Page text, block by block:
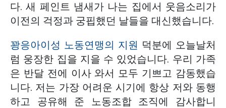
다. 새 페인트 냄새가 나는 집에서 웃음소리가
이전의 걱정과 궁핍했던 날들을 대신했습니다.
꽝응아이성 노동연맹의 지원 덕분에 오늘날처
럼 웅장한 집을 지을 수 있었습니다. 우리 가족
은 반달 전에 이사 와서 모두 기쁘고 감동했습
니다. 저는 가장 어려운 시기에 항상 저와 동행
하고 공유해 준 노동조합 조직에 감사합니